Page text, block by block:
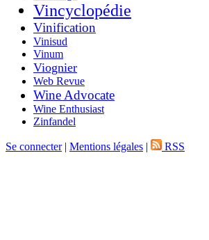
Vincyclopédie
Vinification
Vinisud
Vinum
Viognier
Web Revue
Wine Advocate
Wine Enthusiast
Zinfandel
Se connecter| Mentions légales | RSS